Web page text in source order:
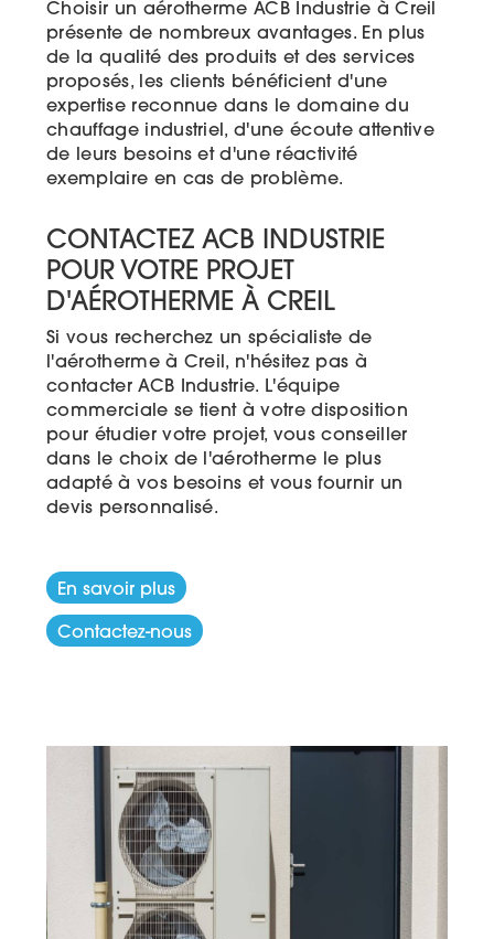
Choisir un aérotherme ACB Industrie à Creil
présente de nombreux avantages. En plus
de la qualité des produits et des services
proposés, les clients bénéficient d'une
expertise reconnue dans le domaine du
chauffage industriel, d'une écoute attentive
de leurs besoins et d'une réactivité
exemplaire en cas de problème.
CONTACTEZ ACB INDUSTRIE
POUR VOTRE PROJET
D'AÉROTHERME À CREIL
Si vous recherchez un spécialiste de
l'aérotherme à Creil, n'hésitez pas à
contacter ACB Industrie. L'équipe
commerciale se tient à votre disposition
pour étudier votre projet, vous conseiller
dans le choix de l'aérotherme le plus
adapté à vos besoins et vous fournir un
devis personnalisé.
En savoir plus
Contactez-nous